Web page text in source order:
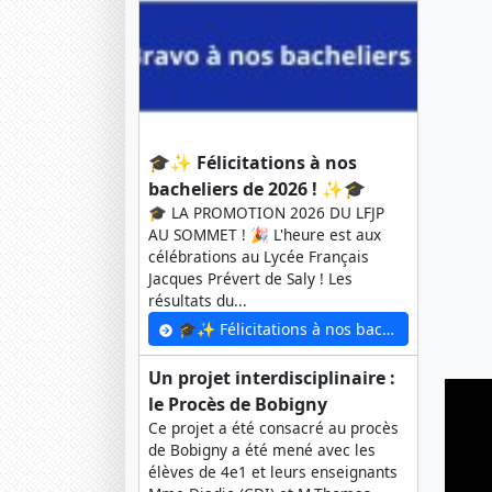
🎓✨ Félicitations à nos
bacheliers de 2026 ! ✨🎓
🎓 LA PROMOTION 2026 DU LFJP
AU SOMMET ! 🎉 L'heure est aux
célébrations au Lycée Français
Jacques Prévert de Saly ! Les
résultats du...
🎓✨ Félicitations à nos bacheliers de 2026 ! ✨🎓
Un projet interdisciplinaire :
le Procès de Bobigny
Ce projet a été consacré au procès
de Bobigny a été mené avec les
élèves de 4e1 et leurs enseignants